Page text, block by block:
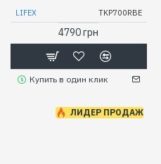
LIFEX TKP700RBE
4790 грн
Купить в один клик
ЛИДЕР ПРОДАЖ